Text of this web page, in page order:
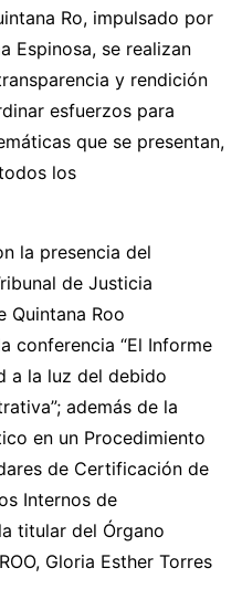
Ro, impulsado por
Espinosa, se realizan
y rendición
esfuerzos para
que se presentan,
los
la presencia del
de Justicia
Quintana Roo
conferencia “El Informe
a la luz del debido
además de la
en un Procedimiento
de Certificación de
Internos de
titular del Órgano
Gloria Esther Torres